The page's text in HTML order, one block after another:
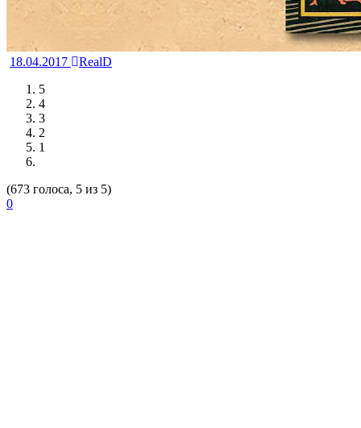
18.04.2017
RealD
5
4
3
2
1
(673 голоса, 5 из 5)
0